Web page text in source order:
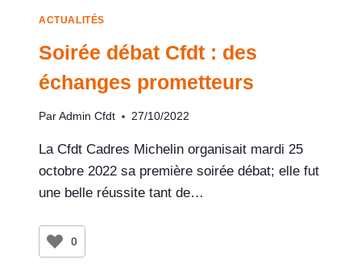
ACTUALITÉS
Soirée débat Cfdt : des
échanges prometteurs
Par Admin Cfdt 27/10/2022
La Cfdt Cadres Michelin organisait mardi 25
octobre 2022 sa première soirée débat; elle fut
une belle réussite tant de…
0